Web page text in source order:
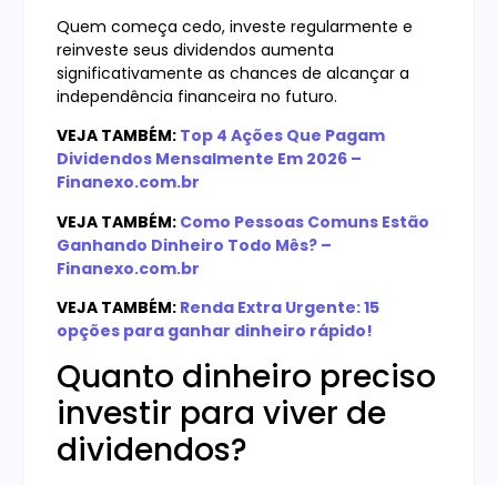
Quem começa cedo, investe regularmente e
reinveste seus dividendos aumenta
significativamente as chances de alcançar a
independência financeira no futuro.
VEJA TAMBÉM: Top 4 Ações Que Pagam
Dividendos Mensalmente Em 2026 –
Finanexo.com.br
VEJA TAMBÉM: Como Pessoas Comuns Estão
Ganhando Dinheiro Todo Mês? –
Finanexo.com.br
VEJA TAMBÉM: Renda Extra Urgente: 15
opções para ganhar dinheiro rápido!
Quanto dinheiro preciso
investir para viver de
dividendos?